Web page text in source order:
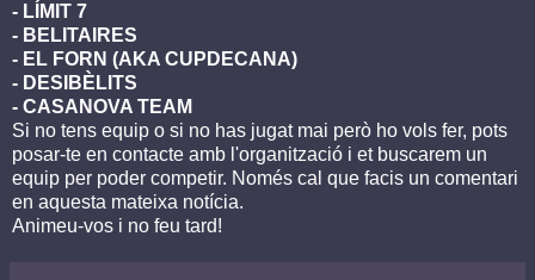
- LÍMIT 7
- BELITAIRES
- EL FORN (AKA CUPDECANA)
- DESIBÈLITS
- CASANOVA TEAM
Si no tens equip o si no has jugat mai però ho vols fer, pots
posar-te en contacte amb l'organització i et buscarem un
equip per poder competir. Només cal que facis un comentari
en aquesta mateixa notícia.
Animeu-vos i no feu tard!